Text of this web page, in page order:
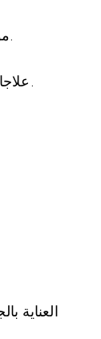
مواد تنظيف البشرة.
علاجات الحبوب الفعالة.
العناية